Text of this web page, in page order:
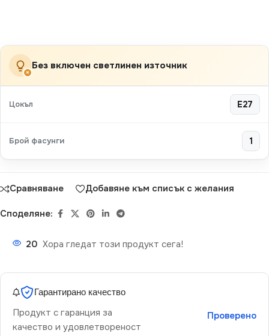
×
Без включен светлинен източник
Цокъл E27
Брой фасунги 1
Сравняване Добавяне към списък с желания
Споделяне:
20 Хора гледат този продукт сега!
Гарантирано качество
Продукт с гаранция за
качество и удовлетвореност
Проверено